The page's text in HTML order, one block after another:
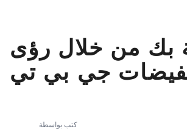
بك من خلال رؤى
جي بي تي
كتب بواسطة